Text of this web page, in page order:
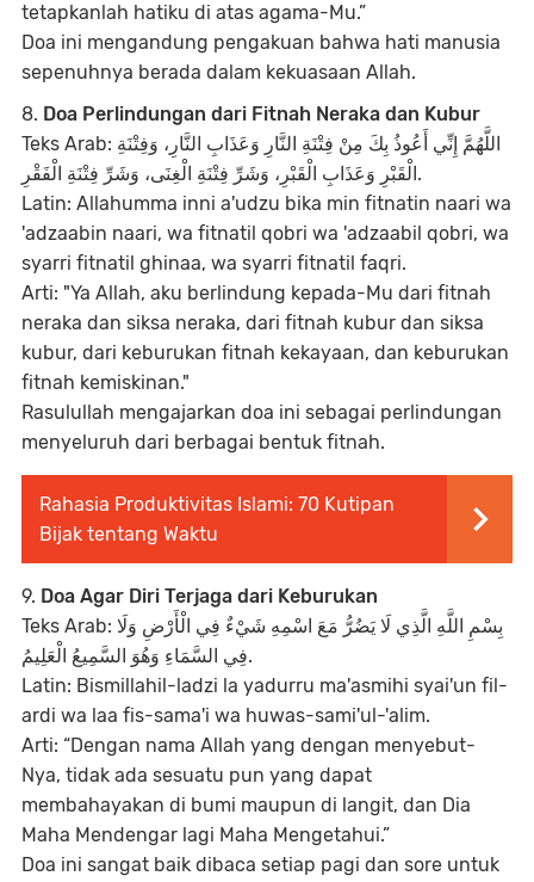
tetapkanlah hatiku di atas agama-Mu.”
Doa ini mengandung pengakuan bahwa hati manusia
sepenuhnya berada dalam kekuasaan Allah.
8. Doa Perlindungan dari Fitnah Neraka dan Kubur
Teks Arab: اللَّهُمَّ إِنِّي أَعُوذُ بِكَ مِنْ فِتْنَةِ النَّارِ وَعَذَابِ النَّارِ، وَفِتْنَةِ
الْقَبْرِ وَعَذَابِ الْقَبْرِ، وَشَرِّ فِتْنَةِ الْغِنَى، وَشَرِّ فِتْنَةِ الْفَقْرِ.
Latin: Allahumma inni a'udzu bika min fitnatin naari wa
'adzaabin naari, wa fitnatil qobri wa 'adzaabil qobri, wa
syarri fitnatil ghinaa, wa syarri fitnatil faqri.
Arti: "Ya Allah, aku berlindung kepada-Mu dari fitnah
neraka dan siksa neraka, dari fitnah kubur dan siksa
kubur, dari keburukan fitnah kekayaan, dan keburukan
fitnah kemiskinan."
Rasulullah mengajarkan doa ini sebagai perlindungan
menyeluruh dari berbagai bentuk fitnah.
Rahasia Produktivitas Islami: 70 Kutipan
Bijak tentang Waktu
9. Doa Agar Diri Terjaga dari Keburukan
Teks Arab: بِسْمِ اللَّهِ الَّذِي لَا يَضُرُّ مَعَ اسْمِهِ شَيْءٌ فِي الْأَرْضِ وَلَا
فِي السَّمَاءِ وَهُوَ السَّمِيعُ الْعَلِيمُ.
Latin: Bismillahil-ladzi la yadurru ma'asmihi syai'un fil-
ardi wa laa fis-sama'i wa huwas-sami'ul-'alim.
Arti: “Dengan nama Allah yang dengan menyebut-
Nya, tidak ada sesuatu pun yang dapat
membahayakan di bumi maupun di langit, dan Dia
Maha Mendengar lagi Maha Mengetahui.”
Doa ini sangat baik dibaca setiap pagi dan sore untuk